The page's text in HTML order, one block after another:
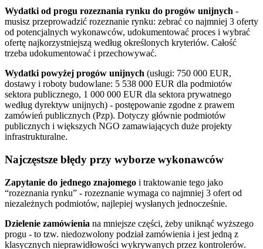
Wydatki od progu rozeznania rynku do progów unijnych -
musisz przeprowadzić rozeznanie rynku: zebrać co najmniej 3 oferty
od potencjalnych wykonawców, udokumentować proces i wybrać
ofertę najkorzystniejszą według określonych kryteriów. Całość
trzeba udokumentować i przechowywać.
Wydatki powyżej progów unijnych (usługi: 750 000 EUR,
dostawy i roboty budowlane: 5 538 000 EUR dla podmiotów
sektora publicznego, 1 000 000 EUR dla sektora prywatnego
według dyrektyw unijnych) - postępowanie zgodne z prawem
zamówień publicznych (Pzp). Dotyczy głównie podmiotów
publicznych i większych NGO zamawiających duże projekty
infrastrukturalne.
Najczęstsze błędy przy wyborze wykonawców
Zapytanie do jednego znajomego i traktowanie tego jako
“rozeznania rynku” - rozeznanie wymaga co najmniej 3 ofert od
niezależnych podmiotów, najlepiej wysłanych jednocześnie.
Dzielenie zamówienia na mniejsze części, żeby uniknąć wyższego
progu - to tzw. niedozwolony podział zamówienia i jest jedną z
klasycznych nieprawidłowości wykrywanych przez kontrolerów.